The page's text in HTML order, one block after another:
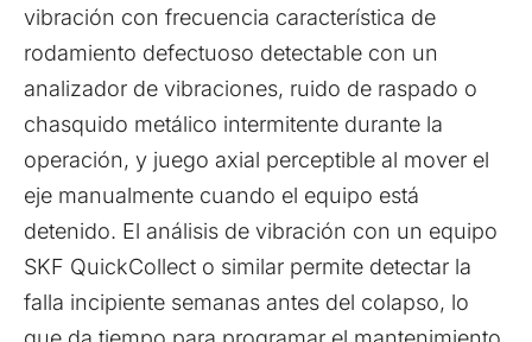
vibración con frecuencia característica de
rodamiento defectuoso detectable con un
analizador de vibraciones, ruido de raspado o
chasquido metálico intermitente durante la
operación, y juego axial perceptible al mover el
eje manualmente cuando el equipo está
detenido. El análisis de vibración con un equipo
SKF QuickCollect o similar permite detectar la
falla incipiente semanas antes del colapso, lo